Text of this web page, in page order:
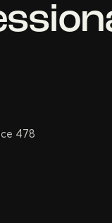
478